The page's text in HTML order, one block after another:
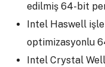
edilmiş 64-bit
Intel Haswell
optimizasyonlu
Intel Crystal